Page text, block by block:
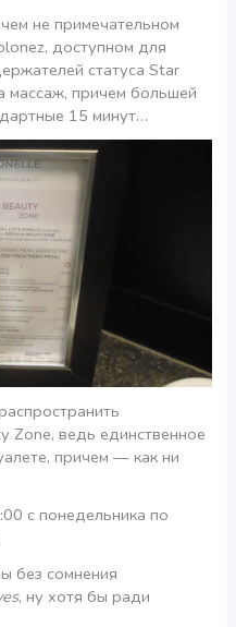
не примечательном
доступном для
статуса Star
массаж, причем большей
15 минут…
ведь единственное
причем — как ни
с понедельника по
без сомнения
, ну хотя бы ради